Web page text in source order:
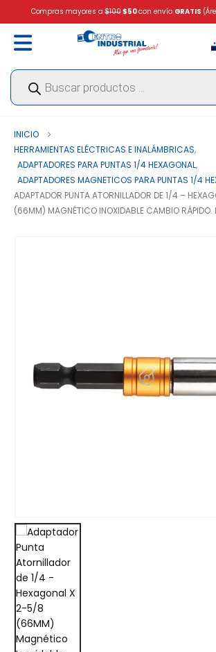
Compras mayores a$100 $50con envío GRATIS
Búsqueda
productos
INICIO
HERRAMIENTAS ELÉCTRICAS E INALÁMBRICAS,
ADAPTADORES PARA PUNTAS 1/4 HEXAGONAL,
ADAPTADORES MAGNETICOS PARA PUNTAS 1/4
ADAPTADOR PUNTA ATORNILLADOR DE 1/4 –
(66MM) MAGNÉTICO INOXIDABLE CAMBIO RÁPIDO.